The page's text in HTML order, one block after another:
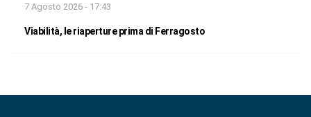
7 Agosto 2026 - 17:43
Viabilità, le riaperture prima di Ferragosto